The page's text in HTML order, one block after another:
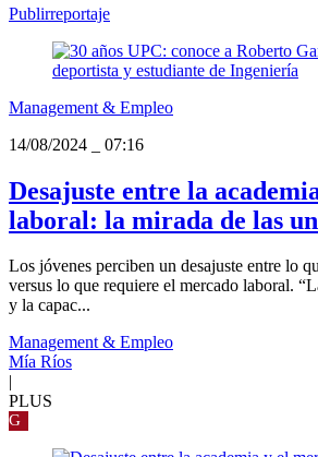
Publirreportaje
Management & Empleo
14/08/2024
07:16
Desajuste entre la
laboral: la mirada de las
Los jóvenes perciben un desajuste entre lo
versus lo que requiere el mercado laboral.
y la capac...
Management & Empleo
Mía Ríos
|
PLUS
G